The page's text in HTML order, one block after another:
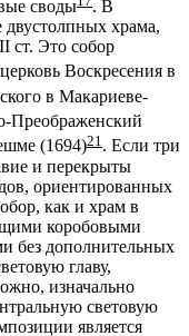
своды
. В
храма,
ст. Это собор
Воскресения в
в Макариеве-
Преображенский
(1694)21 . Если три
и перекрыты
ориентированных
как и храм в
коробовыми
без дополнительных
главу,
изначально
световую
является